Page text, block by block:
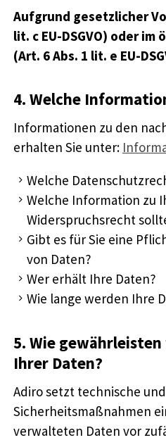
Aufgrund gesetzlicher
lit. c EU-DSGVO) oder
(Art. 6 Abs. 1 lit. e EU-
4. Welche
Informationen zu den
erhalten Sie unter:
Welche
Welche Information zu
Widerspruchsrecht
Gibt es für Sie eine
von Daten?
Wer erhält Ihre Daten?
Wie lange werden Ihre
5. Wie
Ihrer Daten?
Adiro setzt technische
Sicherheitsmaßnahmen
verwalteten Daten vor